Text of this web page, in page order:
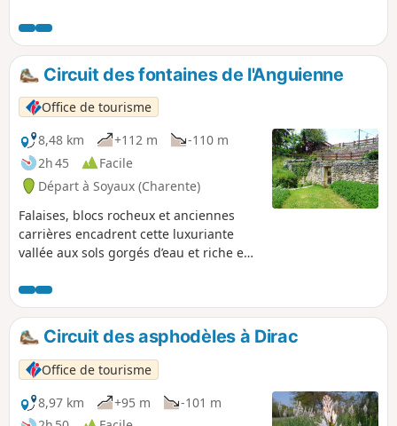
Circuit des fontaines de l'Anguienne
Office de tourisme
8,48 km
+112 m
-110 m
2h 45
Facile
Départ à Soyaux (Charente)
Falaises, blocs rocheux et anciennes
carrières encadrent cette luxuriante
vallée aux sols gorgés d’eau et riche en
suivant le cours de l’Anguienne et du
haut des falaises.
Circuit des asphodèles à Dirac
Office de tourisme
8,97 km
+95 m
-101 m